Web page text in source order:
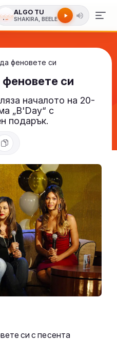
ALGO TU
SHAKIRA, BEELE
феновете си
си
началото на 20-
„B'Day“ с
подарък.
си с песента